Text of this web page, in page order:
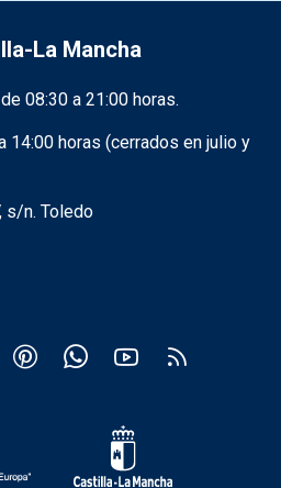
La Mancha
institución
08:30 a 21:00 horas.
14:00 horas (cerrados en julio y
s/n. Toledo